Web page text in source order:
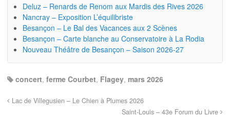
Deluz – Renards de Renom aux Mardis des Rives 2026
Nancray – Exposition L’équilibriste
Besançon – Le Bal des Vacances aux 2 Scènes
Besançon – Carte blanche au Conservatoire à La Rodia
Nouveau Théâtre de Besançon – Saison 2026-27
concert, ferme Courbet, Flagey, mars 2026
Lac de Villegusien – Le Chien à Plumes 2026
Saint-Louis – 43e Forum du Livre